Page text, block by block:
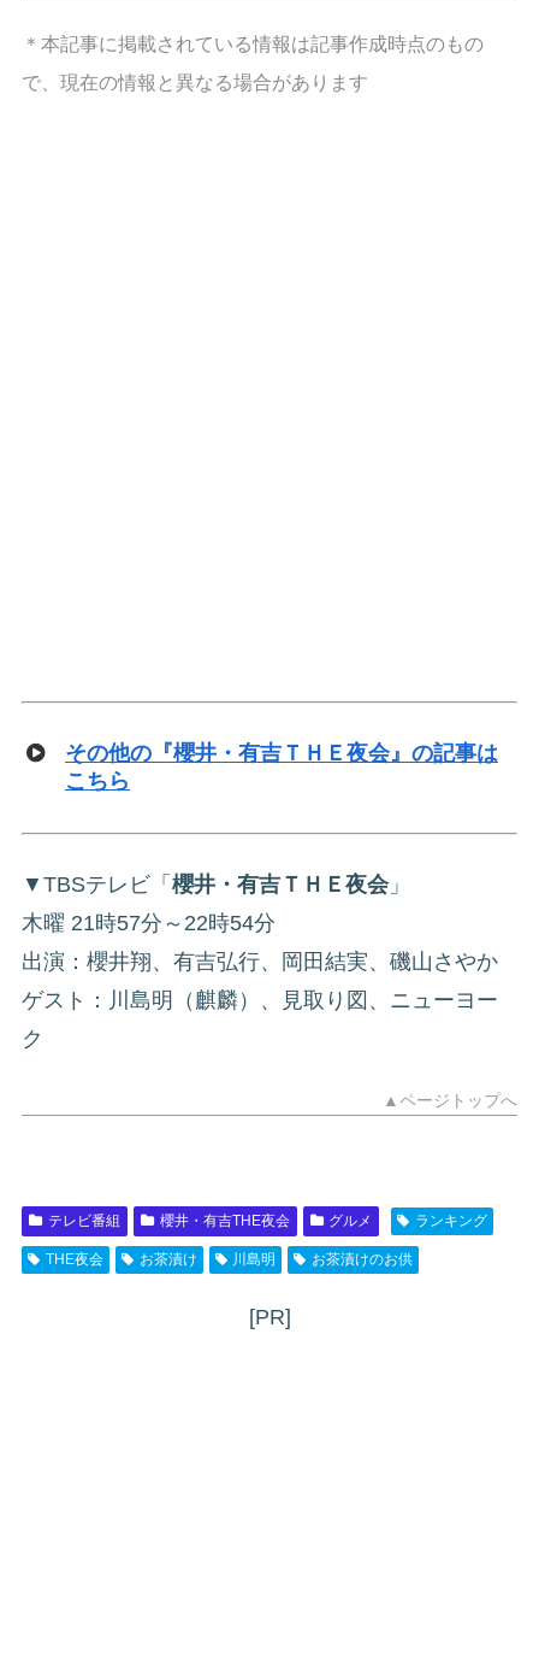
＊本記事に掲載されている情報は記事作成時点のもの
で、現在の情報と異なる場合があります
その他の『櫻井・有吉ＴＨＥ夜会』の記事は
こちら
▼TBSテレビ「 櫻井・有吉ＴＨＥ夜会」
木曜 21時57分～22時54分
出演：櫻井翔、有吉弘行、岡田結実、磯山さやか
ゲスト：川島明（麒麟）、見取り図、ニューヨー
ク
▲ページトップへ
テレビ番組 櫻井・有吉THE夜会 グルメ ランキング
THE夜会 お茶漬け 川島明 お茶漬けのお供
[PR]